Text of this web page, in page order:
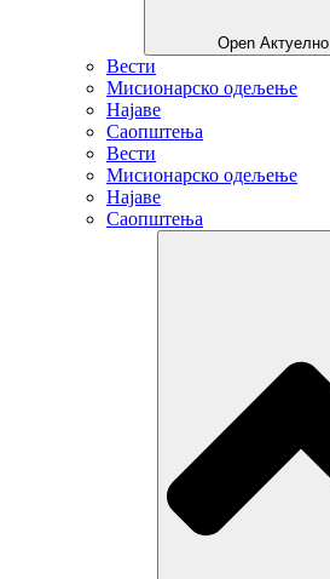
Open Актуелно
Вести
Мисионарско одељење
Најаве
Саопштења
Вести
Мисионарско одељење
Најаве
Саопштења